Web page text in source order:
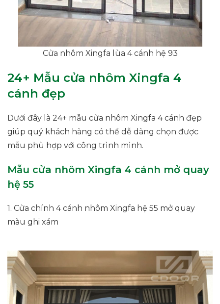
Cửa nhôm Xingfa lùa 4 cánh hệ 93
24+ Mẫu cửa nhôm Xingfa 4
cánh đẹp
Dưới đây là 24+ mẫu cửa nhôm Xingfa 4 cánh đẹp
giúp quý khách hàng có thể dễ dàng chọn được
mẫu phù hợp với công trình mình.
Mẫu cửa nhôm Xingfa 4 cánh mở quay
hệ 55
1. Cửa chính 4 cánh nhôm Xingfa hệ 55 mở quay
màu ghi xám